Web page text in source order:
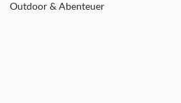
Outdoor & Abenteuer